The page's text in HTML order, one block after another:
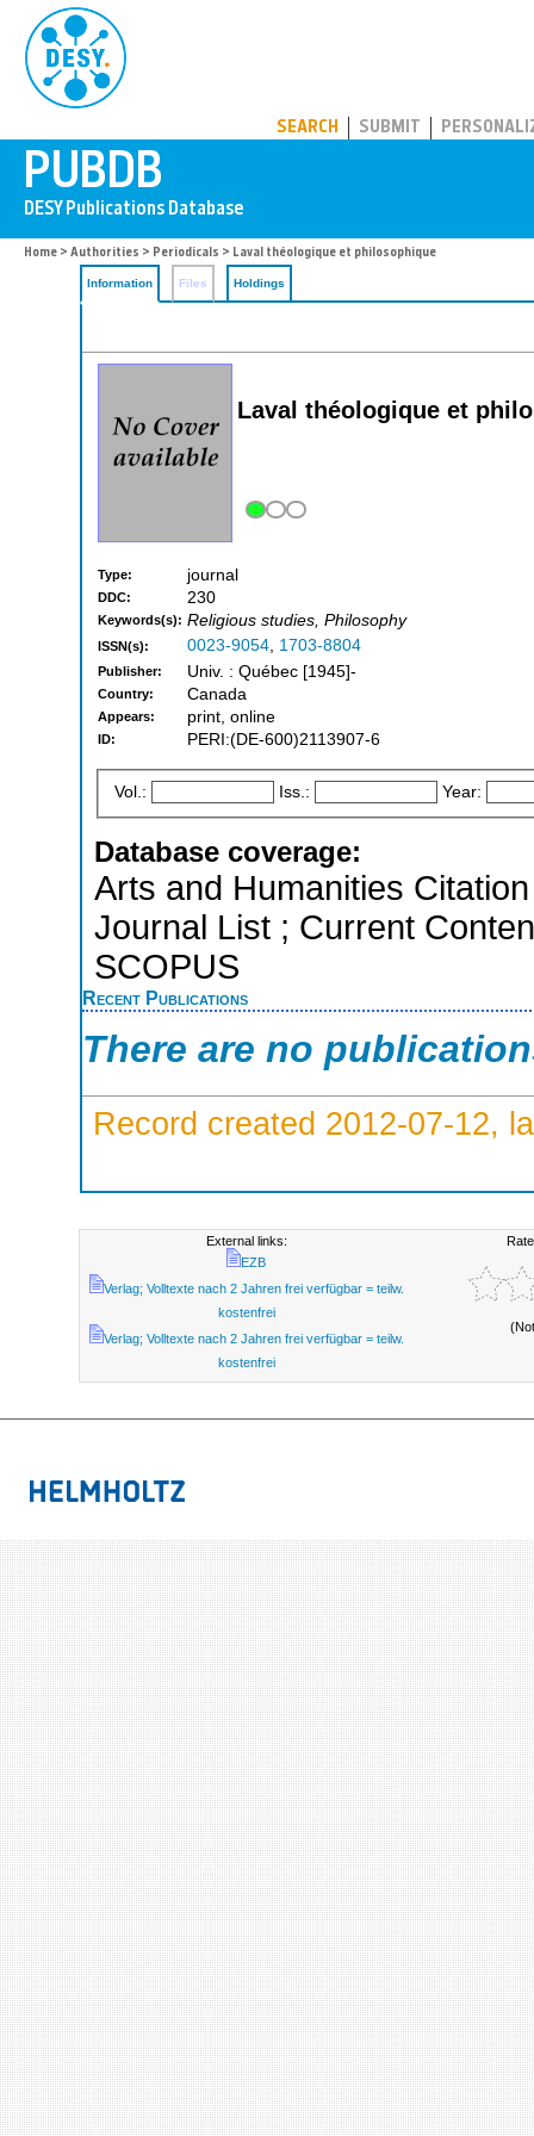
SEARCH SUBMIT
Home > Authorities > Periodicals > Laval théologique et philosophique
Information Files Holdings
Laval théologique et
Type: journal
DDC: 230
Keywords(s): Religious studies, Philosophy
ISSN(s): 0023-9054, 1703-8804
Publisher: Univ. : Québec [1945]-
Country: Canada
Appears: print, online
ID: PERI:(DE-600)2113907-6
Vol.: Iss.: Year:
Database coverage:
Arts and Humanities
Journal List ; Current
SCOPUS
Recent Publications
There are no
Record created 2012-07-12,
External links:
EZB
Verlag; Volltexte nach 2 Jahren frei verfügbar = teilw.
kostenfrei
Verlag; Volltexte nach 2 Jahren frei verfügbar = teilw.
kostenfrei